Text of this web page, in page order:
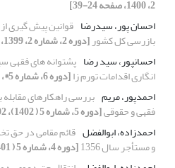
2، 1400، صفحه 24-39]
احسان پور، سیدرضا قوانین پیش گیری
بازرسی کل کشور[دوره 2، شماره 2، 1399، صفحه 115-132]
احسانپور، سید رضا پشتوانه های فقهی
انگاری اقدامات تورم زا[دوره 6، شماره 5*، 1403، صفحه 537-544]
احمدپور، مریم بررسی راهکارهای
فقهی و حقوقی[دوره 5، شماره 5 ( 1402)، 1402، صفحه 279-296]
احمدزاده، ابوالفضل قائم مقامی در حق
و مستأجر سال 1356
[دوره 4، شماره 5 ( 1401)، 1401، صفحه 827-845]